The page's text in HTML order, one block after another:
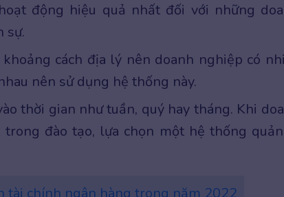
động hiệu quả nhất đối với những
sự.
cách địa lý nên doanh nghiệp có
nên sử dụng hệ thống này.
thời gian như tuần, quý hay tháng. Khi
đào tạo, lựa chọn một hệ thống
tài chính ngân hàng trong năm 2022